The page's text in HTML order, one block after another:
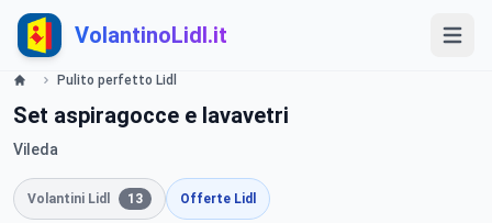
VolantinoLidl.it
Pulito perfetto Lidl
Set aspiragocce e lavavetri
Vileda
Volantini Lidl 13 Offerte Lidl